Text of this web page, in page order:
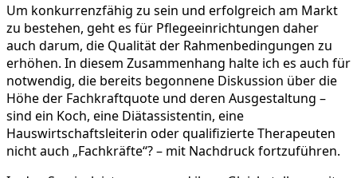
Um konkurrenzfähig zu sein und erfolgreich am Markt
zu bestehen, geht es für Pflegeeinrichtungen daher
auch darum, die Qualität der Rahmenbedingungen zu
erhöhen. In diesem Zusammenhang halte ich es auch für
notwendig, die bereits begonnene Diskussion über die
Höhe der Fachkraftquote und deren Ausgestaltung –
sind ein Koch, eine Diätassistentin, eine
Hauswirtschaftsleiterin oder qualifizierte Therapeuten
nicht auch „Fachkräfte“? – mit Nachdruck fortzuführen.